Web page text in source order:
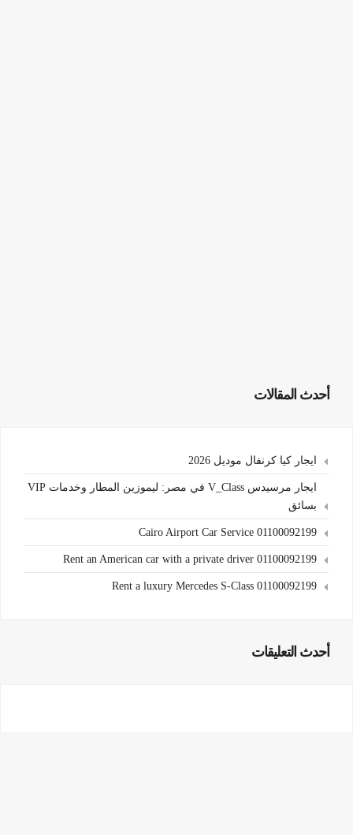
أحدث المقالات
ايجار كيا كرنفال موديل 2026
ايجار مرسيدس V_Class في مصر: ليموزين المطار وخدمات VIP
بسائق
Cairo Airport Car Service 01100092199
Rent an American car with a private driver 01100092199
Rent a luxury Mercedes S-Class 01100092199
أحدث التعليقات